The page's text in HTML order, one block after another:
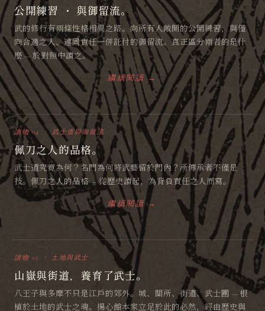
公開練習 ・ 與御留流。
武的修行有兩條性格相異之路。向所有人敞開的公開練習，與僅
向合適之人、連同責任一併託付的御留流。真正區分兩者的是什
麼 — 於對照中讀之。
繼續閱讀 →
讀物 04 ・ 武士道與御留流
佩刀之人的品格。
武士道究竟為何？名門為何將武藝留於門內？所傳承者不僅是
技。佩刀之人的品格 — 從歷史讀起，為背負責任之人而寫。
繼續閱讀 →
讀物 05 ・ 土地與武士
山嶽與街道，養育了武士。
八王子與多摩不只是江戶的郊外。城、關所、街道、武士團 — 根
植於土地的武士之魂。揚心館本家立足於此的必然，經由歷史與